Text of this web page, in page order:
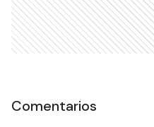
Comentarios